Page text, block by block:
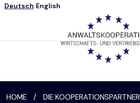
Deutsch English
HOME / DIE KOOPERATIONSPARTNER